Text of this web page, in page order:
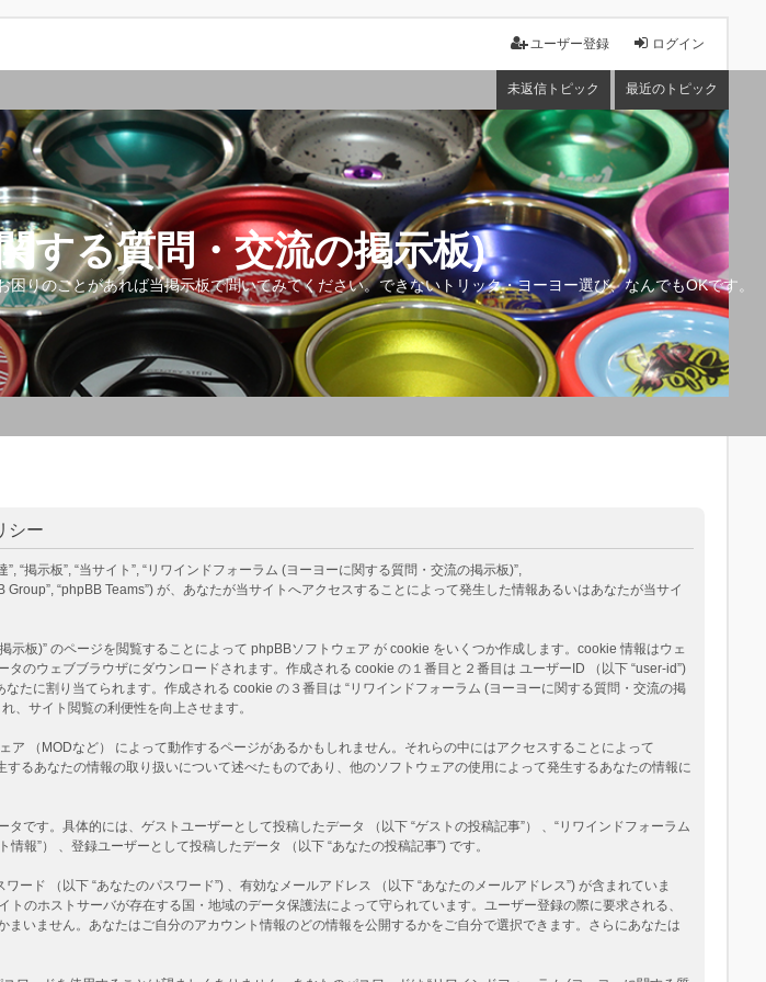
ログイン
ユーザー登録
未返信トピック 最近のトピック
する質問・交流の掲示板)
りのことがあれば当掲示板で聞いてみてください。できないトリック・ヨーヨー選び、なんでもOKです。
シー
掲示板”, “当サイト”, “リワインドフォーラム (ヨーヨーに関する質問・交流の掲示板)”,
“phpBB Teams”) が、あなたが当サイトへアクセスすることによって発生した情報あるいはあなたが当サイ
板)” のページを閲覧することによって phpBBソフトウェア が cookie をいくつか作成します。cookie 情報はウェ
のウェブブラウザにダウンロードされます。作成される cookie の１番目と２番目は ユーザーID （以下 “user-id”)
たに割り当てられます。作成される cookie の３番目は “リワインドフォーラム (ヨーヨーに関する質問・交流の掲
、サイト閲覧の利便性を向上させます。
（MODなど） によって動作するページがあるかもしれません。それらの中にはアクセスすることによって
るあなたの情報の取り扱いについて述べたものであり、他のソフトウェアの使用によって発生するあなたの情報に
す。具体的には、ゲストユーザーとして投稿したデータ （以下 “ゲストの投稿記事”） 、“リワインドフォーラム
報”） 、登録ユーザーとして投稿したデータ （以下 “あなたの投稿記事”) です。
ド （以下 “あなたのパスワード”) 、有効なメールアドレス （以下 “あなたのメールアドレス”) が含まれていま
のホストサーバが存在する国・地域のデータ保護法によって守られています。ユーザー登録の際に要求される、
いません。あなたはご自分のアカウント情報のどの情報を公開するかをご自分で選択できます。さらにあなたは